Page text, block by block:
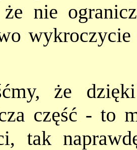
nie
wykroczycie
że
część - to
tak